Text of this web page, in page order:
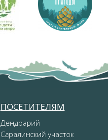
ПОСЕТИТЕЛЯМ
Дендрарий
Саралинский участок